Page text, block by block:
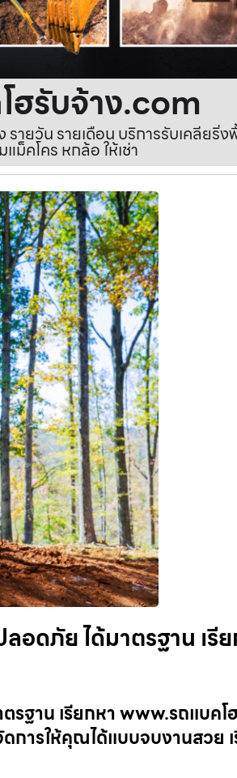
ฮรับจ้าง.com
รายวัน รายเดือน บริการรับเคลีย
ม็คโคร หกล้อ ให้เช่า
อดภัย ได้มาตรฐาน เรี
รฐาน เรียกหา www.รถแบคโ
การให้คุณได้แบบจบงานสวย